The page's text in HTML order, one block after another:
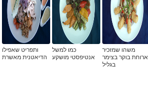
משהו שמזכיר
ארוחת בוקר בצימר
בגליל
כמו למשל
אנטיפסטי מושקע
ותפריט שאפילו
הדיאטנית מאשרת